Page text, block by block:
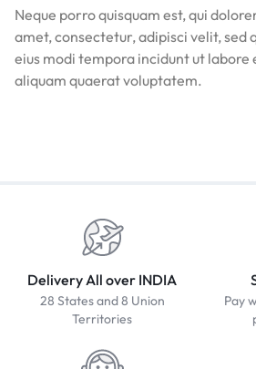
Neque porro quisquam est, qui
amet, consectetur, adipisci velit, sed
eius modi tempora incidunt ut labore
aliquam quaerat voluptatem.
Delivery All over INDIA
28 States and 8 Union
Territories
Pay